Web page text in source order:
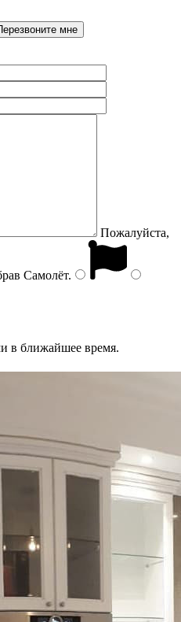
Пожалуйста,
Самолёт.
в ближайшее время.